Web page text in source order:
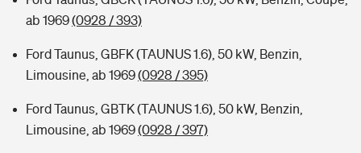
ab 1969(0928 / 393)
Ford Taunus, GBFK (TAUNUS 1.6), 50 kW, Benzin,
Limousine, ab 1969(0928 / 395)
Ford Taunus, GBTK (TAUNUS 1.6), 50 kW, Benzin,
Limousine, ab 1969(0928 / 397)